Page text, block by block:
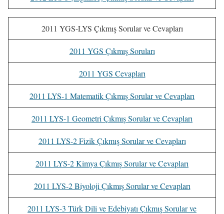
2011 YGS-LYS Çıkmış Sorular ve Cevapları
2011 YGS Çıkmış Soruları
2011 YGS Cevapları
2011 LYS-1 Matematik Çıkmış Sorular ve Cevapları
2011 LYS-1 Geometri Çıkmış Sorular ve Cevapları
2011 LYS-2 Fizik Çıkmış Sorular ve Cevapları
2011 LYS-2 Kimya Çıkmış Sorular ve Cevapları
2011 LYS-2 Biyoloji Çıkmış Sorular ve Cevapları
2011 LYS-3 Türk Dili ve Edebiyatı Çıkmış Sorular ve